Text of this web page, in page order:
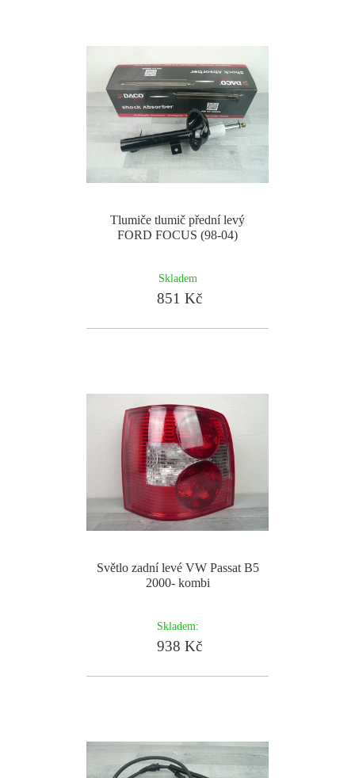
Tlumiče tlumič přední levý
FORD FOCUS (98-04)
Skladem
851 Kč
Světlo zadní levé VW Passat B5
2000- kombi
Skladem:
938 Kč